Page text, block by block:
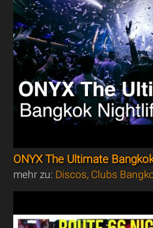
ONYX The Ultimate
mehr zu: Discos, Clubs